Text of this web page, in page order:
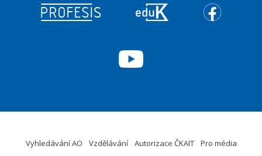
Vyhledávání AO Vzdělávání Autorizace ČKAIT
Pro média